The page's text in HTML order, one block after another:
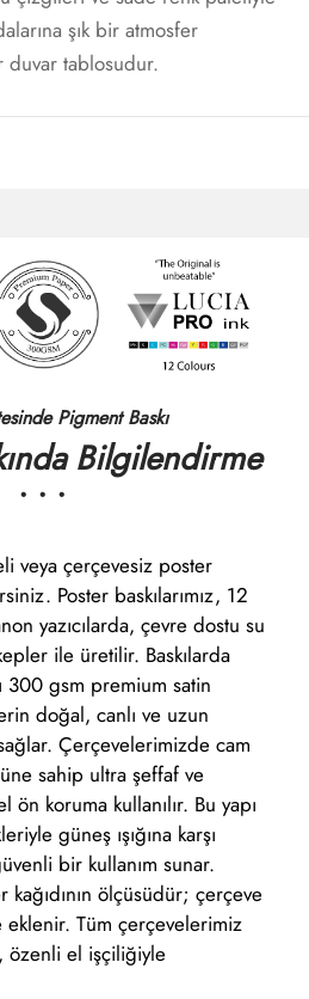
şık bir atmosfer
duvar tablosudur.
Pigment Baskı
Bilgilendirme
• • •
veya çerçevesiz poster
Poster baskılarımız, 12
yazıcılarda, çevre dostu su
ile üretilir. Baskılarda
300 gsm premium satin
doğal, canlı ve uzun
Çerçevelerimizde cam
sahip ultra şeffaf ve
ön koruma kullanılır. Bu yapı
güneş ışığına karşı
bir kullanım sunar.
ölçüsüdür; çerçeve
eklenir. Tüm çerçevelerimiz
özenli el işçiliğiyle